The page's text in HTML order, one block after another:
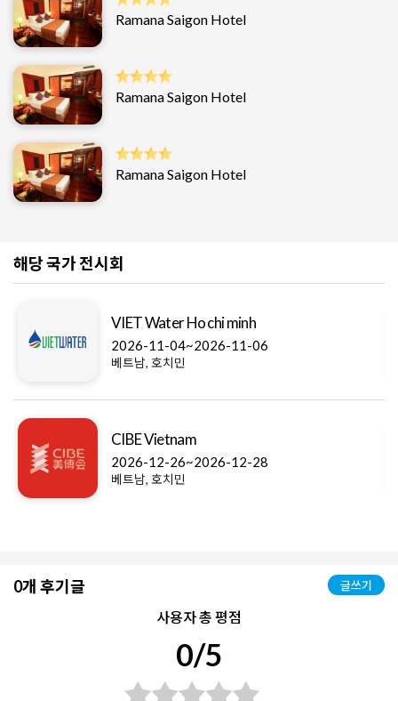
Ramana Saigon Hotel
Ramana Saigon Hotel
Ramana Saigon Hotel
해당 국가 전시회
VIET Water Ho chi minh
2026-11-04~2026-11-06
베트남, 호치민
CIBE Vietnam
2026-12-26~2026-12-28
베트남, 호치민
0개 후기글 글쓰기
사용자 총 평점
0/5